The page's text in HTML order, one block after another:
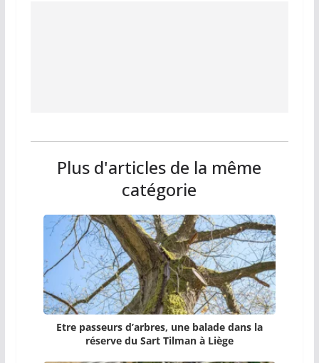
Plus d'articles de la même
catégorie
Etre passeurs d’arbres, une balade dans la
réserve du Sart Tilman à Liège